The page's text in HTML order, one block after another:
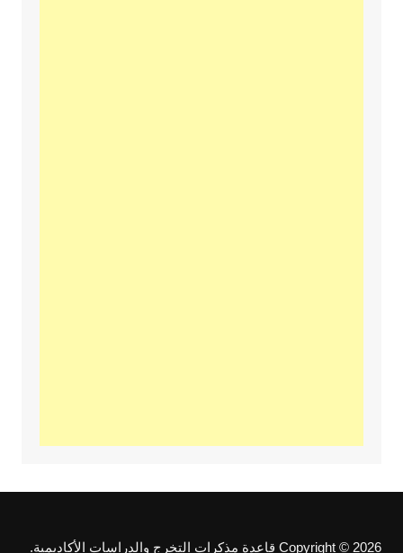
Copyright © 2026 قاعدة مذكرات التخرج والدراسات الأكاديمية.